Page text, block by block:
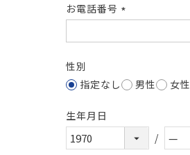
お電話番号
須)
性別
指定なし
男性 女性
生年月日